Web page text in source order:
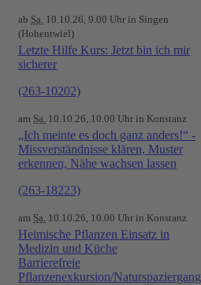
ab Sa. 10.10.26, 9.00 Uhr in Singen
(Hohentwiel)
Letzte Hilfe Kurs: Jetzt bin ich mir
sicherer
(263-10202)
am Sa. 10.10.26, 10.00 Uhr in Konstanz
„Ich meinte es doch ganz anders!“ -
Missverständnisse klären, Muster
erkennen, Nähe wachsen lassen
(263-18223)
am Sa. 10.10.26, 10.00 Uhr in Konstanz
Heimische Pflanzen Einsatz in
Medizin und Küche
Barrierefreie
Pflanzenexkursion/Naturspaziergang